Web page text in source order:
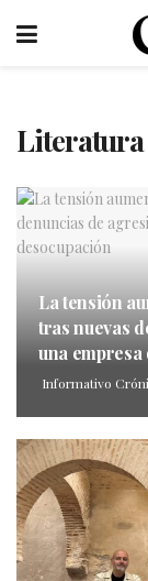
Literatura
La tensión
tras nuevas
una
Informativo